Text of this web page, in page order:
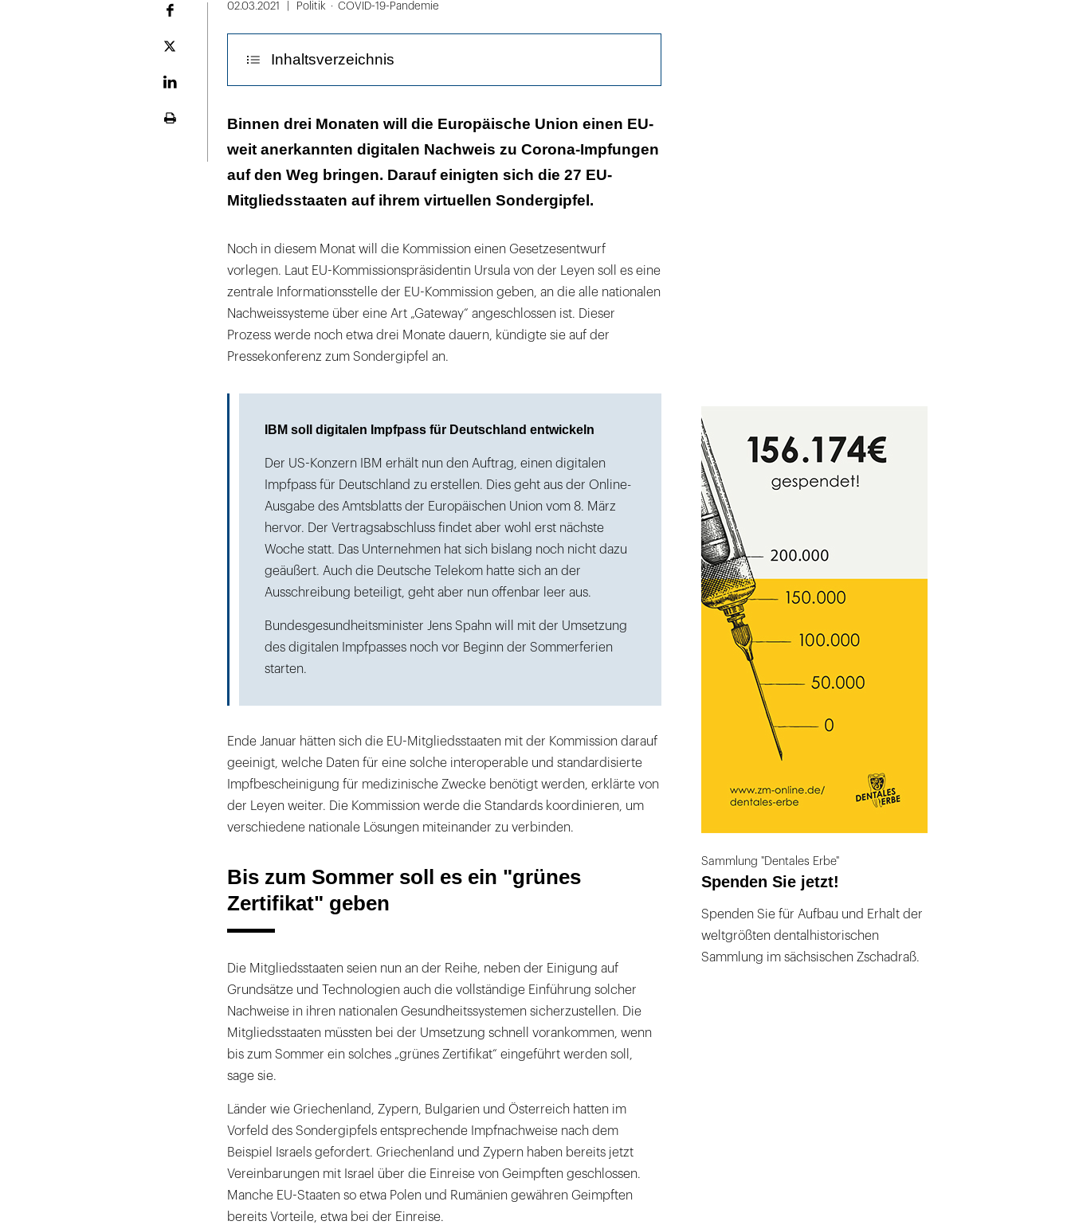
Plattform
02.03.2021 Politik COVID-19-Pandemie
Inhaltsverzeichnis
Bis zum Sommer soll es ein "grünes Zertifikat" geben
Auch in Deutschland ist der digitale Impfnachweis geplant
Binnen drei Monaten will die Europäische Union einen EU-
weit anerkannten digitalen Nachweis zu Corona-Impfungen
auf den Weg bringen. Darauf einigten sich die 27 EU-
Mitgliedsstaaten auf ihrem virtuellen Sondergipfel.
Noch in diesem Monat will die Kommission einen Gesetzesentwurf
vorlegen. Laut EU-Kommissionspräsidentin Ursula von der Leyen soll es eine
zentrale Informationsstelle der EU-Kommission geben, an die alle nationalen
Nachweissysteme über eine Art „Gateway“ angeschlossen ist. Dieser
Prozess werde noch etwa drei Monate dauern, kündigte sie auf der
Pressekonferenz zum Sondergipfel an.
IBM soll digitalen Impfpass für Deutschland entwickeln
Der US-Konzern IBM erhält nun den Auftrag, einen digitalen
Impfpass für Deutschland zu erstellen. Dies geht aus der Online-
Ausgabe des Amtsblatts der Europäischen Union vom 8. März
hervor. Der Vertragsabschluss findet aber wohl erst nächste
Woche statt. Das Unternehmen hat sich bislang noch nicht dazu
geäußert. Auch die Deutsche Telekom hatte sich an der
Ausschreibung beteiligt, geht aber nun offenbar leer aus.
Bundesgesundheitsminister Jens Spahn will mit der Umsetzung
des digitalen Impfpasses noch vor Beginn der Sommerferien
starten.
Ende Januar hätten sich die EU-Mitgliedsstaaten mit der Kommission darauf
geeinigt, welche Daten für eine solche interoperable und standardisierte
Impfbescheinigung für medizinische Zwecke benötigt werden, erklärte von
der Leyen weiter. Die Kommission werde die Standards koordinieren, um
verschiedene nationale Lösungen miteinander zu verbinden.
Bis zum Sommer soll es ein "grünes
Zertifikat" geben
Die Mitgliedsstaaten seien nun an der Reihe, neben der Einigung auf
Grundsätze und Technologien auch die vollständige Einführung solcher
Nachweise in ihren nationalen Gesundheitssystemen sicherzustellen. Die
Mitgliedsstaaten müssten bei der Umsetzung schnell vorankommen, wenn
bis zum Sommer ein solches „grünes Zertifikat“ eingeführt werden soll,
sage sie.
Länder wie Griechenland, Zypern, Bulgarien und Österreich hatten im
Vorfeld des Sondergipfels entsprechende Impfnachweise nach dem
Beispiel Israels gefordert. Griechenland und Zypern haben bereits jetzt
Vereinbarungen mit Israel über die Einreise von Geimpften geschlossen.
Manche EU-Staaten so etwa Polen und Rumänien gewähren Geimpften
bereits Vorteile, etwa bei der Einreise.
Sammlung "Dentales Erbe"
Spenden Sie jetzt!
Spenden Sie für Aufbau und Erhalt der
weltgrößten dentalhistorischen
Sammlung im sächsischen Zschadraß.